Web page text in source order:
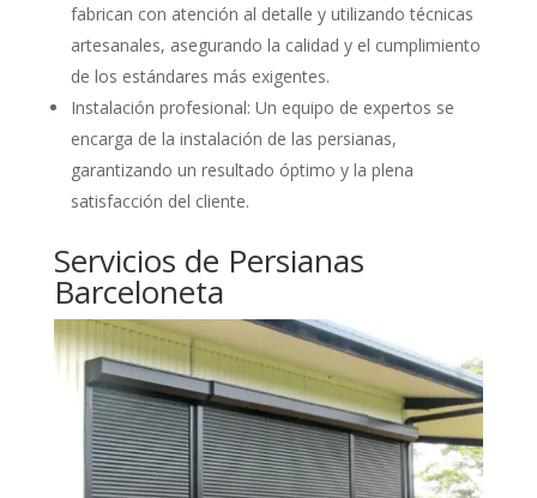
fabrican con atención al detalle y utilizando técnicas
artesanales, asegurando la calidad y el cumplimiento
de los estándares más exigentes.
Instalación profesional: Un equipo de expertos se
encarga de la instalación de las persianas,
garantizando un resultado óptimo y la plena
satisfacción del cliente.
Servicios de Persianas
Barceloneta